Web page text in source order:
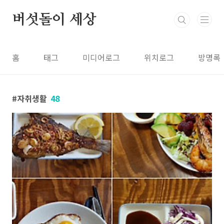
버섯돌이 세상
홈 태그 미디어로그 위치로그 방명록
자취생활 48